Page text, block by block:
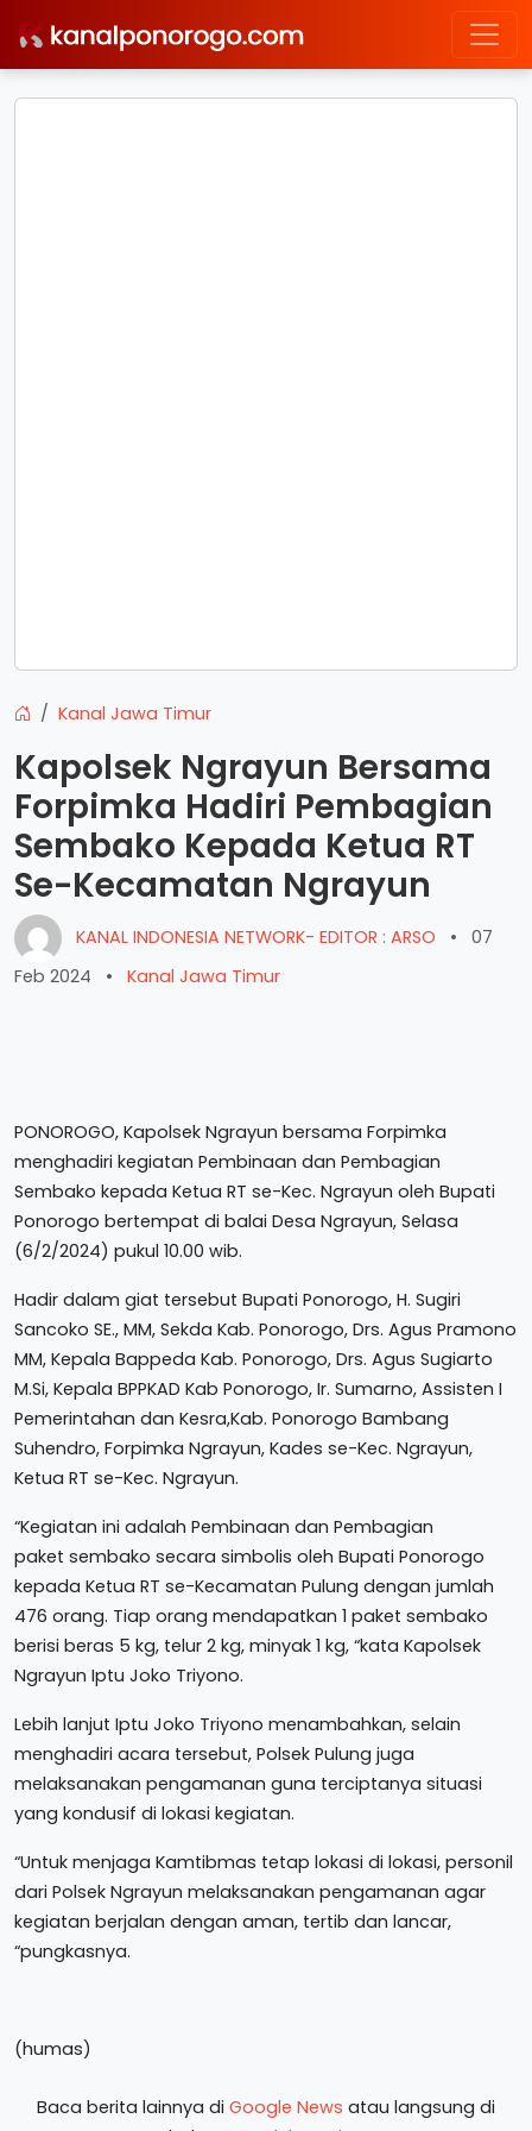
Kanal Jawa Timur
Kapolsek Ngrayun Bersama
Forpimka Hadiri Pembagian
Sembako Kepada Ketua RT
Se-Kecamatan Ngrayun
KANAL INDONESIA NETWORK- EDITOR : ARSO •
07
Feb 2024
• Kanal Jawa Timur
PONOROGO, Kapolsek Ngrayun bersama Forpimka
menghadiri kegiatan Pembinaan dan Pembagian
Sembako kepada Ketua RT se-Kec. Ngrayun oleh Bupati
Ponorogo bertempat di balai Desa Ngrayun, Selasa
(6/2/2024) pukul 10.00 wib.
Hadir dalam giat tersebut Bupati Ponorogo, H. Sugiri
Sancoko SE., MM, Sekda Kab. Ponorogo, Drs. Agus Pramono
MM, Kepala Bappeda Kab. Ponorogo, Drs. Agus Sugiarto
M.Si, Kepala BPPKAD Kab Ponorogo, Ir. Sumarno, Assisten I
Pemerintahan dan Kesra,Kab. Ponorogo Bambang
Suhendro, Forpimka Ngrayun, Kades se-Kec. Ngrayun,
Ketua RT se-Kec. Ngrayun.
“Kegiatan ini adalah Pembinaan dan Pembagian
paket sembako secara simbolis oleh Bupati Ponorogo
kepada Ketua RT se-Kecamatan Pulung dengan jumlah
476 orang. Tiap orang mendapatkan 1 paket sembako
berisi beras 5 kg, telur 2 kg, minyak 1 kg, “kata Kapolsek
Ngrayun Iptu Joko Triyono.
Lebih lanjut Iptu Joko Triyono menambahkan, selain
menghadiri acara tersebut, Polsek Pulung juga
melaksanakan pengamanan guna terciptanya situasi
yang kondusif di lokasi kegiatan.
“Untuk menjaga Kamtibmas tetap lokasi di lokasi, personil
dari Polsek Ngrayun melaksanakan pengamanan agar
kegiatan berjalan dengan aman, tertib dan lancar,
“pungkasnya.
(humas)
Baca berita lainnya di Google News atau langsung di